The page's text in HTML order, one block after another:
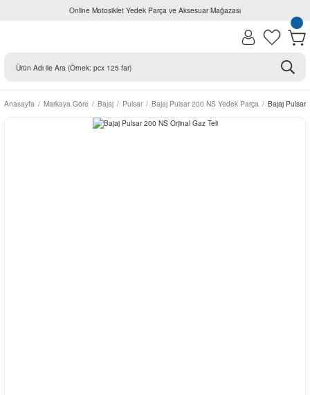
Online Motosiklet Yedek Parça ve Aksesuar Mağazası
Anasayfa Markaya Göre Bajaj Pulsar Bajaj Pulsar 200 NS Yedek Parça Bajaj Pulsar